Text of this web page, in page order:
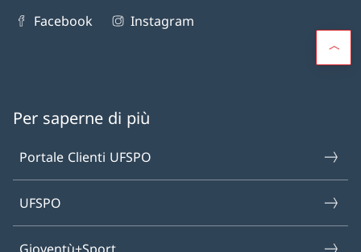
Facebook Instagram
Per saperne di più
Portale Clienti UFSPO
UFSPO